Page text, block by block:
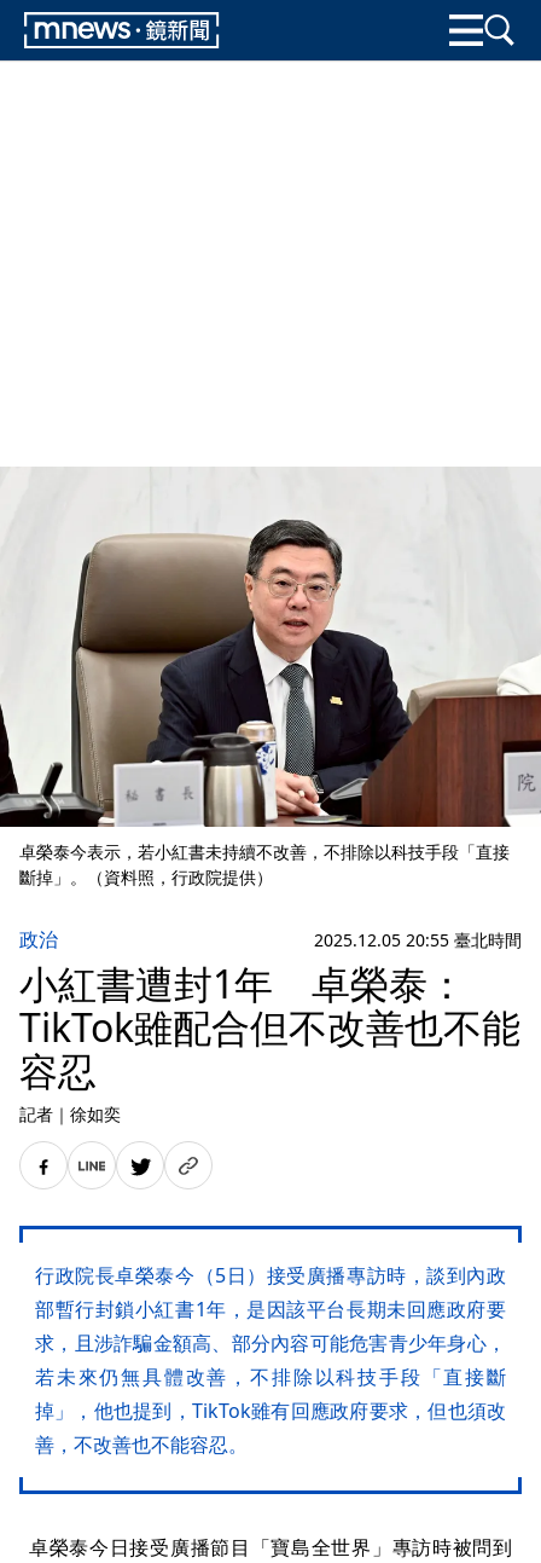
卓榮泰今表示，若小紅書未持續不改善，不排除以科技手段「直接
斷掉」。（資料照，行政院提供）
政治 2025.12.05 20:55 臺北時間
小紅書遭封1年 卓榮泰：
TikTok雖配合但不改善也不能
容忍
記者 ｜ 徐如奕
行政院長卓榮泰今（5日）接受廣播專訪時，談到內政
部暫行封鎖小紅書1年，是因該平台長期未回應政府要
求，且涉詐騙金額高、部分內容可能危害青少年身心，
若未來仍無具體改善，不排除以科技手段「直接斷
掉」，他也提到，TikTok雖有回應政府要求，但也須改
善，不改善也不能容忍。
卓榮泰今日接受廣播節目「寶島全世界」專訪時被問到